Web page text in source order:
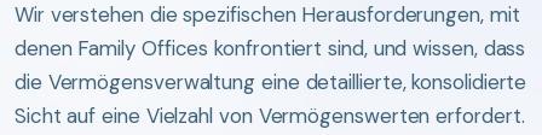
Wir verstehen die spezifischen Herausforderungen, mit
denen Family Offices konfrontiert sind, und wissen, dass
die Vermögensverwaltung eine detaillierte, konsolidierte
Sicht auf eine Vielzahl von Vermögenswerten erfordert.